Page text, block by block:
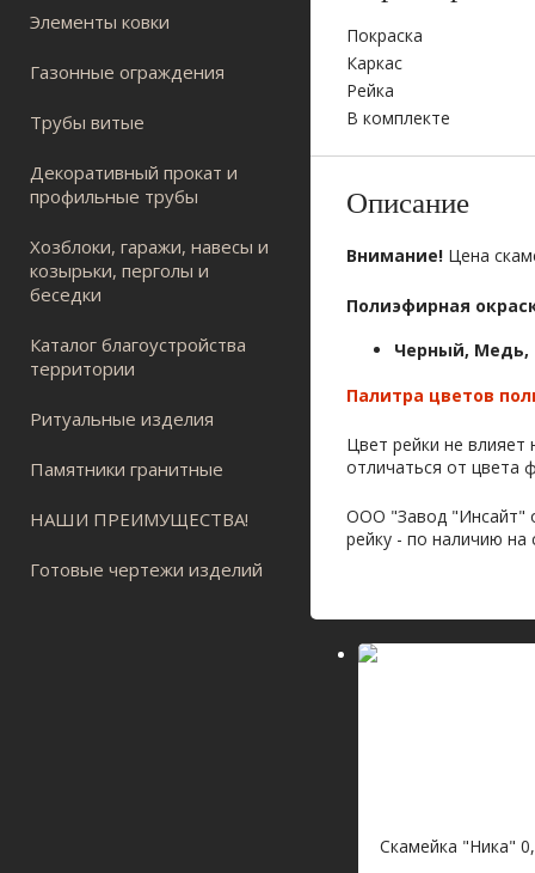
Элементы ковки
Газонные ограждения
Трубы витые
Декоративный прокат и
профильные трубы
Хозблоки, гаражи, навесы и
козырьки, перголы и
беседки
Каталог благоустройства
территории
Ритуальные изделия
Памятники гранитные
НАШИ ПРЕИМУЩЕСТВА!
Готовые чертежи изделий
Покраска
Каркас
Рейка
В комплекте
Описание
Внимание! Цена
Полиэфирная
Черный, Медь,
Палитра цветов
Цвет рейки не
отличаться от цвета
ООО "Завод "Инсайт"
рейку - по наличию на
Скамейка "Ника"